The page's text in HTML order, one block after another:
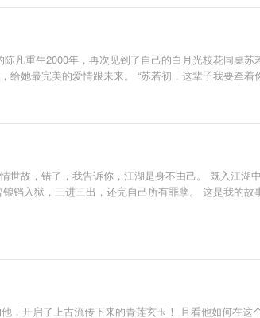
陈凡重生2000年，再次见到了自己的白月光校花同
给她最完美的爱情跟未来。 “苏若初，这辈子我要牵着
世故，错了，我告诉你，江湖是身不由己。 既入江
铛入狱，三进三出，还完自己所有罪孽。 这是我的故
，开启了上古流传下来的青莲玄玉！ 且看他如何在